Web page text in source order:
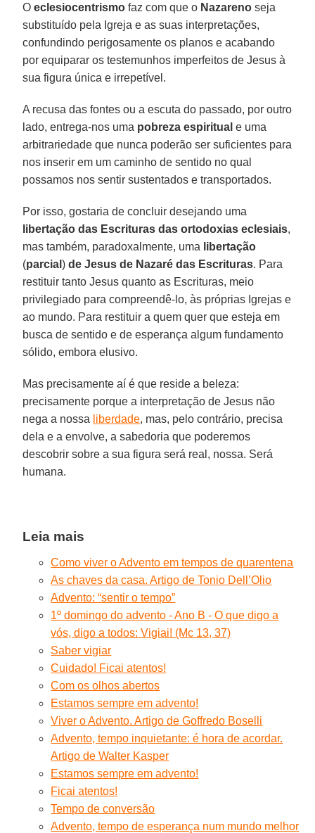
Oeclesiocentrismo faz com que o Nazareno seja
substituído pela Igreja e as suas interpretações,
confundindo perigosamente os planos e acabando
por equiparar os testemunhos imperfeitos de Jesus à
sua figura única e irrepetível.
A recusa das fontes ou a escuta do passado, por outro
lado, entrega-nos uma pobreza espiritual e uma
arbitrariedade que nunca poderão ser suficientes para
nos inserir em um caminho de sentido no qual
possamos nos sentir sustentados e transportados.
Por isso, gostaria de concluir desejando uma
libertação das Escrituras das ortodoxias eclesiais,
mas também, paradoxalmente, uma libertação
(parcial)de Jesus de Nazaré das Escrituras. Para
restituir tanto Jesus quanto as Escrituras, meio
privilegiado para compreendê-lo, às próprias Igrejas e
ao mundo. Para restituir a quem quer que esteja em
busca de sentido e de esperança algum fundamento
sólido, embora elusivo.
Mas precisamente aí é que reside a beleza:
precisamente porque a interpretação de Jesus não
nega a nossa liberdade, mas, pelo contrário, precisa
dela e a envolve, a sabedoria que poderemos
descobrir sobre a sua figura será real, nossa. Será
humana.
Leia mais
Como viver o Advento em tempos de quarentena
As chaves da casa. Artigo de Tonio Dell’Olio
Advento: “sentir o tempo”
1º domingo do advento - Ano B - O que digo a
vós, digo a todos: Vigiai! (Mc 13, 37)
Saber vigiar
Cuidado! Ficai atentos!
Com os olhos abertos
Estamos sempre em advento!
Viver o Advento. Artigo de Goffredo Boselli
Advento, tempo inquietante: é hora de acordar.
Artigo de Walter Kasper
Estamos sempre em advento!
Ficai atentos!
Tempo de conversão
Advento, tempo de esperança num mundo melhor